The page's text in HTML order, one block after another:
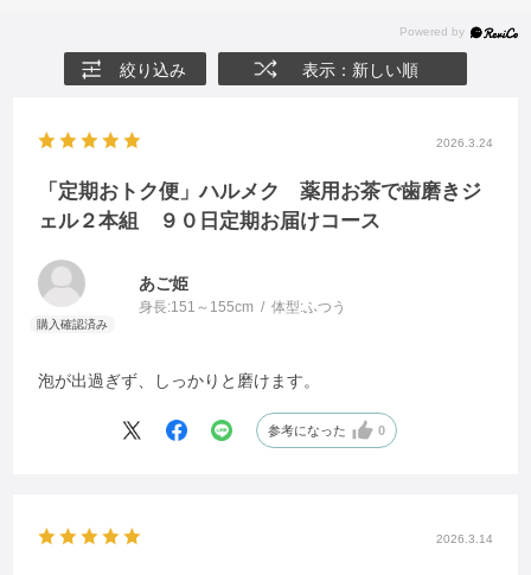
絞り込み 表示：新しい順
2026.3.24
「定期おトク便」ハルメク 薬用お茶で歯磨きジ
ェル２本組 ９０日定期お届けコース
あご姫
身長:151～155cm 体型:ふつう
泡が出過ぎず、しっかりと磨けます。
参考になった 0
2026.3.14